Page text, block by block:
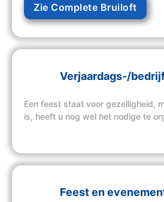
Zie Complete Bruiloft
Verjaardags-/
Een feest staat voor gezelligheid,
is, heeft u nog wel het nodige te
Feest en